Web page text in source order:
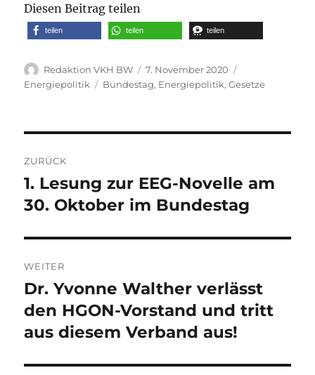
Diesen Beitrag teilen
teilen teilen teilen
Autor
Redaktion VKH BW
Veröffentlicht
am
7. November 2020
Energiepolitik
Schlagwörter
Bundestag, Energiepolitik,Gesetze
ZURÜCK
Vorheriger
Beitrag:
1. Lesung zur EEG-Novelle am
30. Oktober im Bundestag
WEITER
Nächster
Beitrag:
Dr. Yvonne Walther verlässt
den HGON-Vorstand und tritt
aus diesem Verband aus!